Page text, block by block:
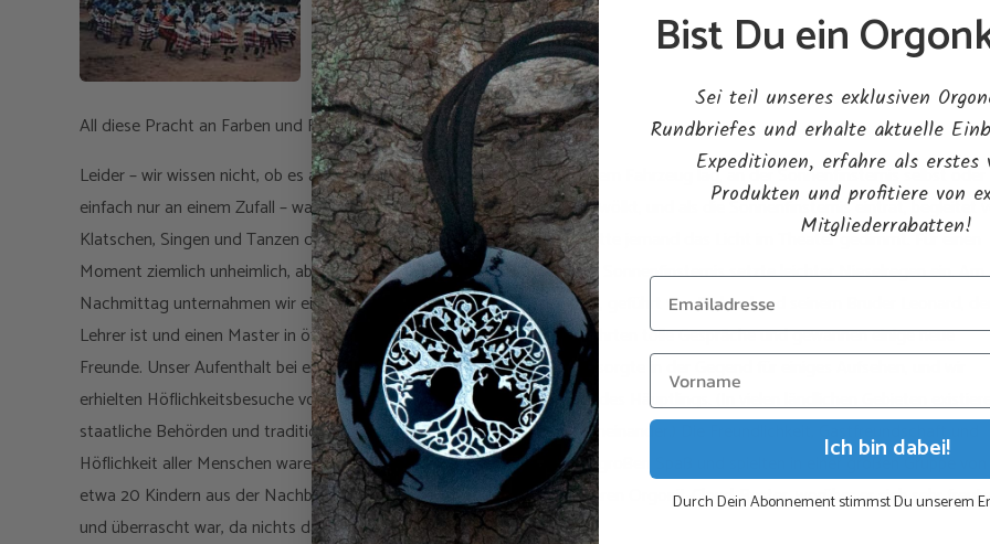
All diese Pracht an Farben und Rhythmen nur für uns.
Leider – wir wissen nicht, ob es an der riesigen Ladung Orgonit in unserem Fahrzeug lag, an der Sonnenfinsternis selbst oder
einfach nur an einem Zufall – war der Himmel ab dem Morgen des 4. bewölkt, und als die Sonnenfinsternis eintrat, begleitet
Klatschen, Singen und Tanzen der Venda-Frauen, war es eher so, als hätte jemand das Licht im Theater gedimmt. Für einen
Moment ziemlich unheimlich, aber es ging sehr schnell vorbei. Nach der Sonnenfinsternis setzte leichter Nieselregen ein. Am
Nachmittag unternahmen wir eine sehr interessante Besichtigungstour, geführt von Richard und seinem Bruder Leonard, der
Lehrer ist und einen Master in öffentlicher Verwaltung absolviert. Wir führten tolle Gespräche und gewannen einige neue
Freunde. Unser Aufenthalt bei einer traditionellen afrikanischen Familie sorgte in der Gegend für einiges Aufsehen, und wir
erhielten Höflichkeitsbesuche vom örtlichen Ratsmitglied und der Frau des Häuptlings. (In vielen ländlichen Gebieten
staatliche Behörden und traditionelle Stammesstrukturen parallel nebeneinander.) Die Freundlichkeit, Gastfreundschaft und
Höflichkeit aller Menschen waren überwältigend. Unsere Kinder hatten großen Spaß und spielten in einer großen Gruppe von
etwa 20 Kindern aus der Nachbarschaft. Wir überreichten Richard unseren Orgonit-Cloud-Buster, worüber er sich sehr freute
und überrascht war, da nichts davon im Voraus abgesprochen war.
Bist Du ein
Sei teil unseres exklusiven
Rundbriefes und erhalte aktuelle
Expeditionen, erfahre als erstes
Produkten und profitiere von
Mitgliederrabatten!
Ich bin dabei!
Durch Dein Abonnement stimmst Du unserem